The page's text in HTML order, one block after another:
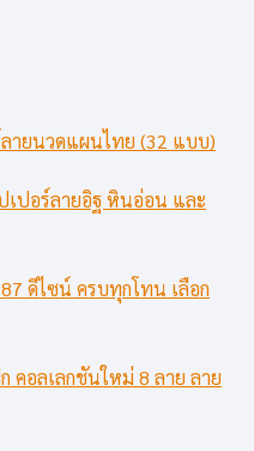
ายนวดแผนไทย (32 แบบ)
เปอร์ลายอิฐ หินอ่อน และ
ดีไซน์ ครบทุกโทน เลือก
คอลเลกชันใหม่ 8 ลาย ลาย